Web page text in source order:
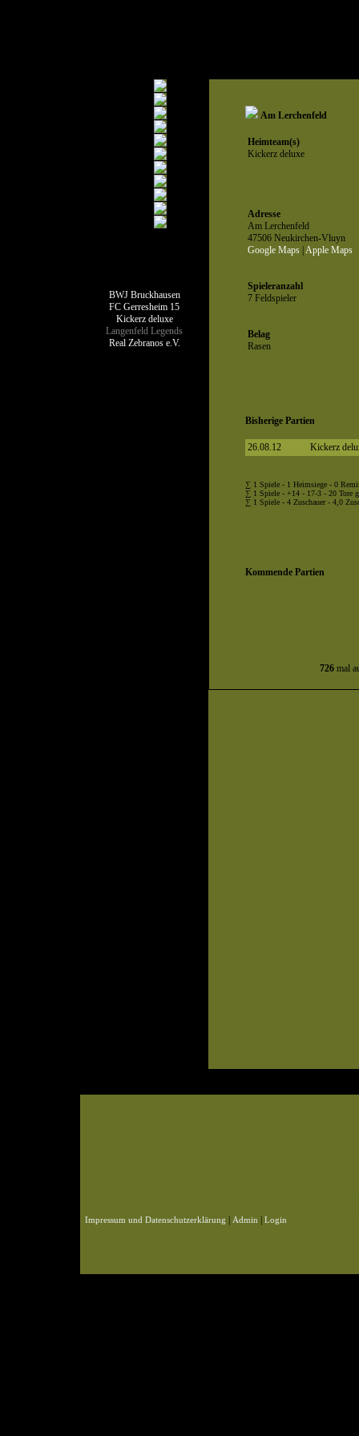
BWJ Bruckhausen
FC Gerresheim 15
Kickerz deluxe
Langenfeld Legends
Real Zebranos e.V.
Am Lerchenfeld
Heimteam(s)
Kickerz deluxe
Adresse
Am Lerchenfeld
47506 Neukirchen-Vluyn
Google Maps| Apple Maps
Spieleranzahl
7 Feldspieler
Belag
Rasen
Bisherige Partien
26.08.12 Kickerz
∑ 1 Spiele - 1 Heimsiege - 0
∑ 1 Spiele - +14 - 17-3 - 20 Tore
∑ 1 Spiele - 4 Zuschauer - 4,0
Kommende Partien
726 mal
Impressum und Datenschutzerklärung Admin Login